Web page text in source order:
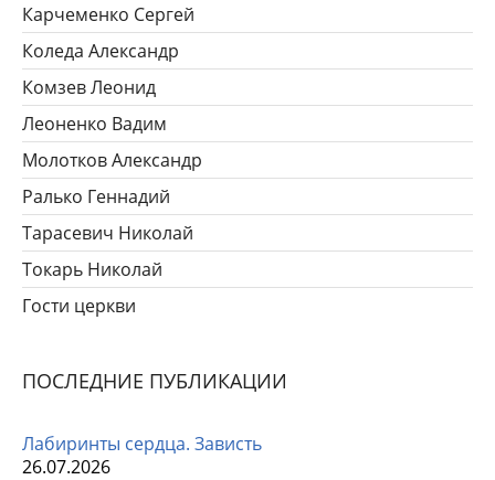
Карчеменко Сергей
Коледа Александр
Комзев Леонид
Леоненко Вадим
Молотков Александр
Ралько Геннадий
Тарасевич Николай
Токарь Николай
Гости церкви
ПОСЛЕДНИЕ ПУБЛИКАЦИИ
Лабиринты сердца. Зависть
26.07.2026